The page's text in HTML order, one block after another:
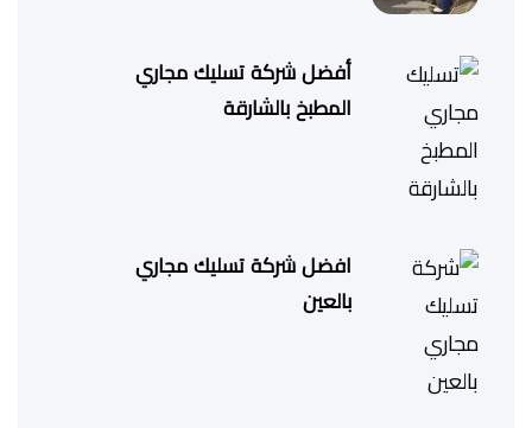
أفضل شركة تسليك مجاري
المطبخ بالشارقة
افضل شركة تسليك مجاري
بالعين